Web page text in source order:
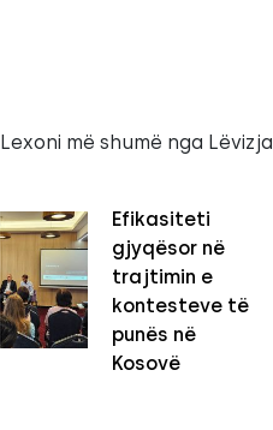
Lexoni më shumë nga Lëvizja
Efikasiteti
gjyqësor në
trajtimin e
kontesteve të
punës në
Kosovë